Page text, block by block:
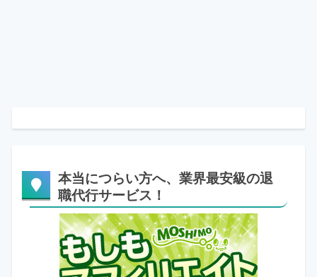
本当につらい方へ、業界最安級の退
職代行サービス！